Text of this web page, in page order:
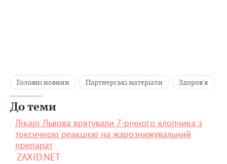
Головні новини Партнерські матеріали Здоров'я
До теми
Лікарі Львова врятували 7-річного хлопчика з
токсичною реакцією на жарознижувальний
препарат
ZAXID.NET